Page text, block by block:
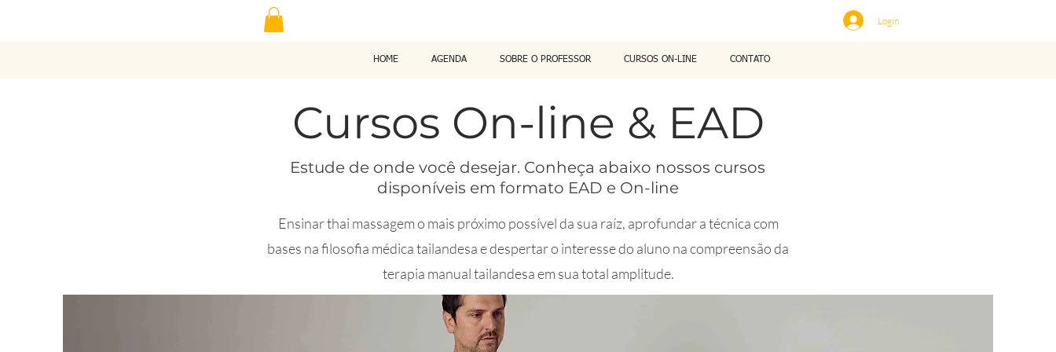
Login
HOME AGENDA SOBRE O PROFESSOR CURSOS ON-LINE CONTATO
Cursos On-line & EAD
Estude de onde você desejar. Conheça abaixo nossos cursos
disponíveis em formato EAD e On-line
Ensinar thai massagem o mais próximo possível da sua raíz, aprofundar a técnica com
bases na filosofia médica tailandesa e despertar o interesse do aluno na compreensão da
terapia manual tailandesa em sua total amplitude.